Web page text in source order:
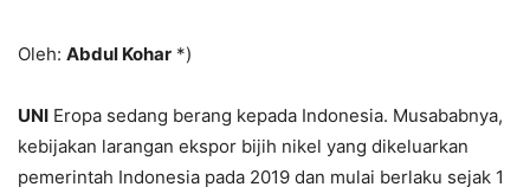
Oleh: Abdul Kohar *)
UNI Eropa sedang berang kepada Indonesia. Musababnya,
kebijakan larangan ekspor bijih nikel yang dikeluarkan
pemerintah Indonesia pada 2019 dan mulai berlaku sejak 1